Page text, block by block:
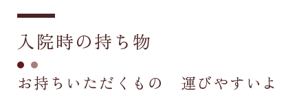
入院時の持ち物
お持ちいただくもの 運びやすいよ